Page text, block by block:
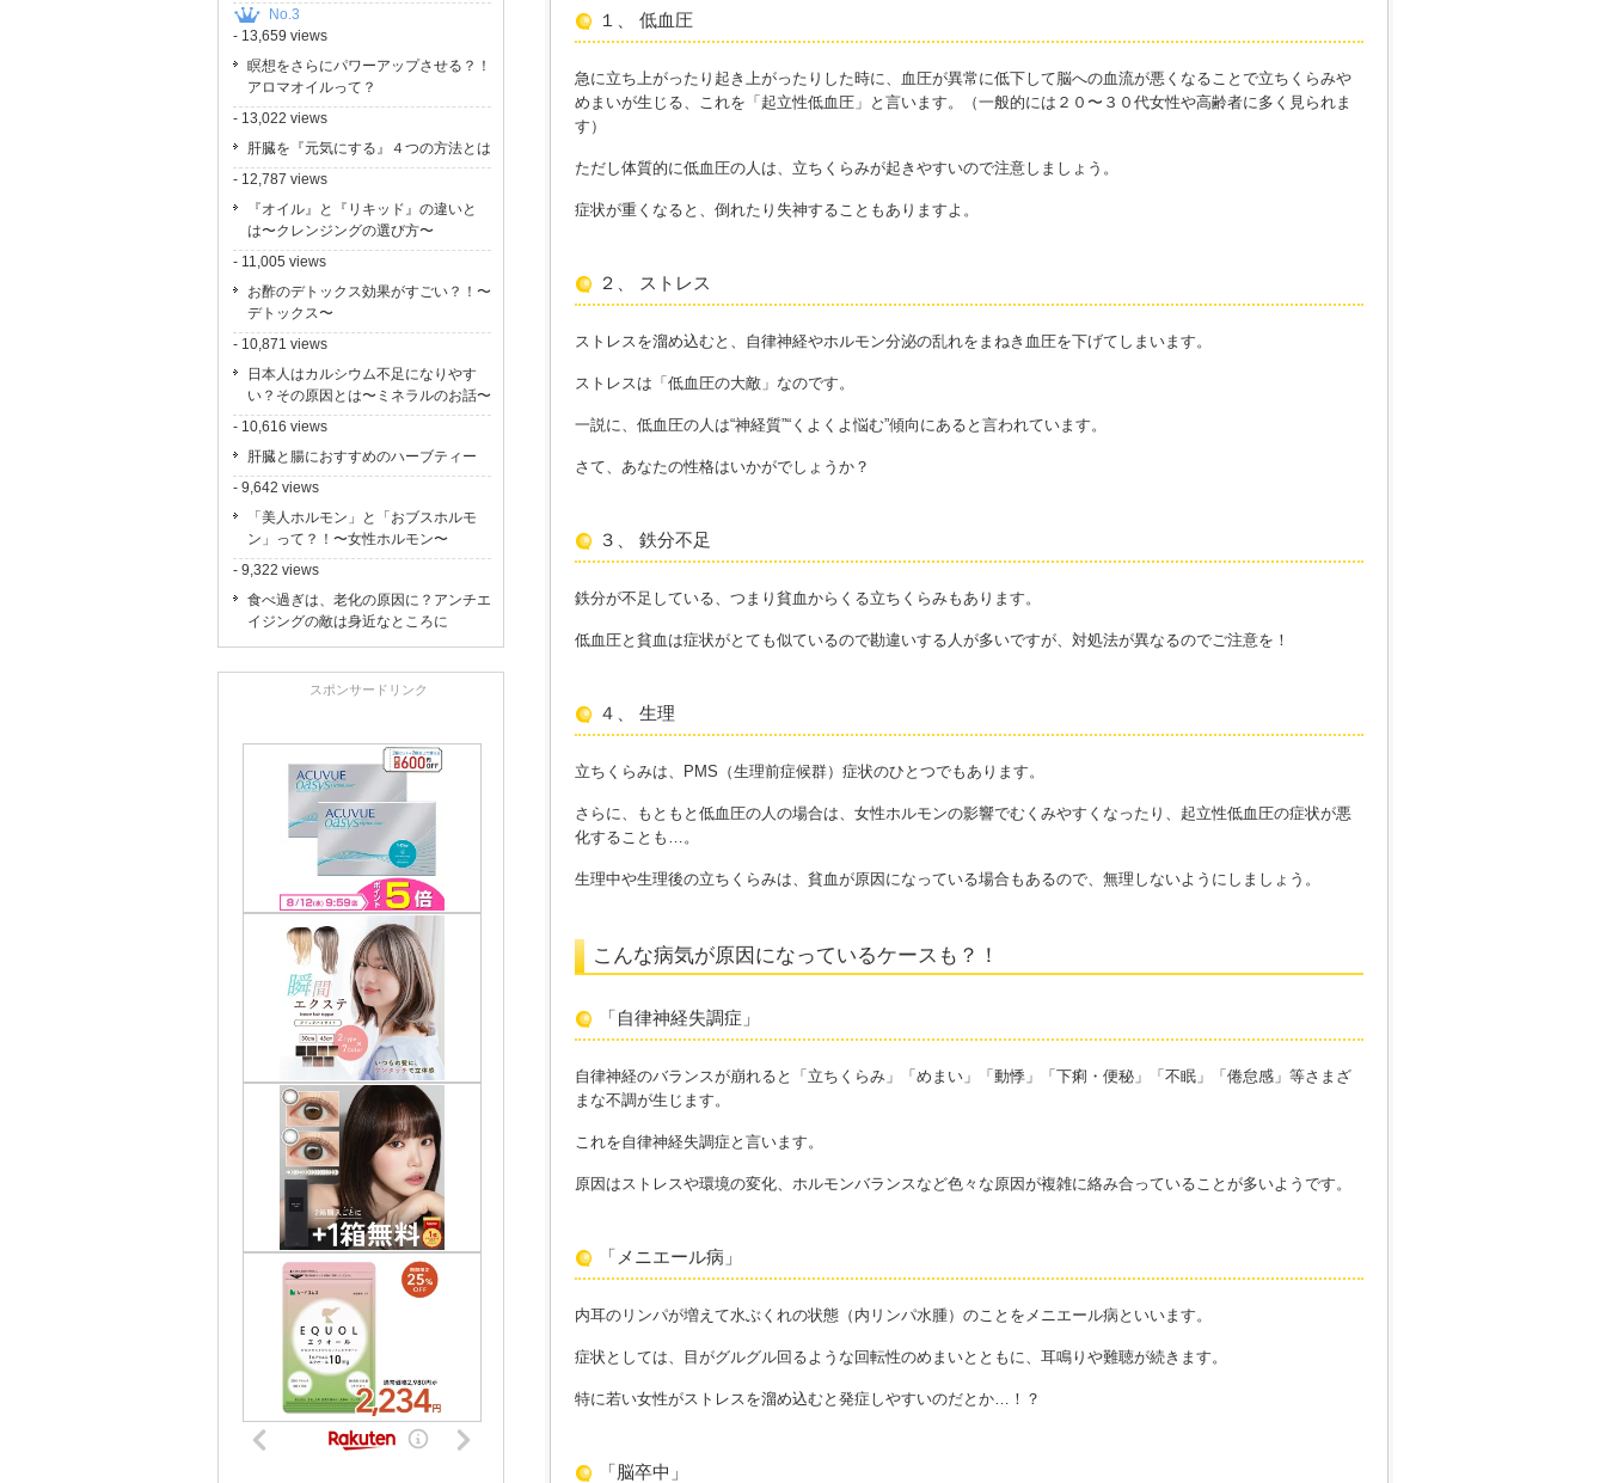
１、 低血圧
急に立ち上がったり起き上がったりした時に、血圧が異常に低下して脳への血流が悪くなることで立ちくらみや
めまいが生じる、これを「起立性低血圧」と言います。（一般的には２０〜３０代女性や高齢者に多く見られま
す）
ただし体質的に低血圧の人は、立ちくらみが起きやすいので注意しましょう。
症状が重くなると、倒れたり失神することもありますよ。
２、 ストレス
ストレスを溜め込むと、自律神経やホルモン分泌の乱れをまねき血圧を下げてしまいます。
ストレスは「低血圧の大敵」なのです。
一説に、低血圧の人は“神経質”“くよくよ悩む”傾向にあると言われています。
さて、あなたの性格はいかがでしょうか？
３、 鉄分不足
鉄分が不足している、つまり貧血からくる立ちくらみもあります。
低血圧と貧血は症状がとても似ているので勘違いする人が多いですが、対処法が異なるのでご注意を！
４、 生理
立ちくらみは、PMS（生理前症候群）症状のひとつでもあります。
さらに、もともと低血圧の人の場合は、女性ホルモンの影響でむくみやすくなったり、起立性低血圧の症状が悪
化することも…。
生理中や生理後の立ちくらみは、貧血が原因になっている場合もあるので、無理しないようにしましょう。
こんな病気が原因になっているケースも？！
「自律神経失調症」
自律神経のバランスが崩れると「立ちくらみ」「めまい」「動悸」「下痢・便秘」「不眠」「倦怠感」等さまざ
まな不調が生じます。
これを自律神経失調症と言います。
原因はストレスや環境の変化、ホルモンバランスなど色々な原因が複雑に絡み合っていることが多いようです。
「メニエール病」
内耳のリンパが増えて水ぶくれの状態（内リンパ水腫）のことをメニエール病といいます。
症状としては、目がグルグル回るような回転性のめまいとともに、耳鳴りや難聴が続きます。
特に若い女性がストレスを溜め込むと発症しやすいのだとか…！？
「脳卒中」
No.3
- 13,659 views
瞑想をさらにパワーアップさせる？！
アロマオイルって？
- 13,022 views
肝臓を『元気にする』４つの方法とは
- 12,787 views
『オイル』と『リキッド』の違いと
は〜クレンジングの選び方〜
- 11,005 views
お酢のデトックス効果がすごい？！〜
デトックス〜
- 10,871 views
日本人はカルシウム不足になりやす
い？その原因とは〜ミネラルのお話〜
- 10,616 views
肝臓と腸におすすめのハーブティー
- 9,642 views
「美人ホルモン」と「おブスホルモ
ン」って？！〜女性ホルモン〜
- 9,322 views
食べ過ぎは、老化の原因に？アンチエ
イジングの敵は身近なところに
スポンサードリンク